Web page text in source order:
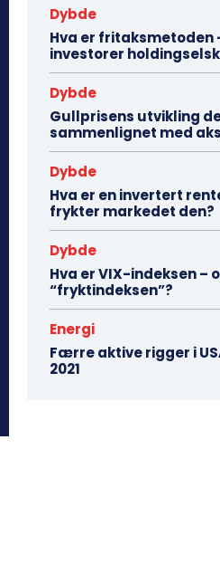
Dybde
Hva er fritaksmetoden
investorer
Dybde
Gullprisens utvikling
sammenlignet med
Dybde
Hva er en invertert
frykter markedet den?
Dybde
Hva er VIX-indeksen –
“fryktindeksen”?
Energi
Færre aktive rigger i
2021